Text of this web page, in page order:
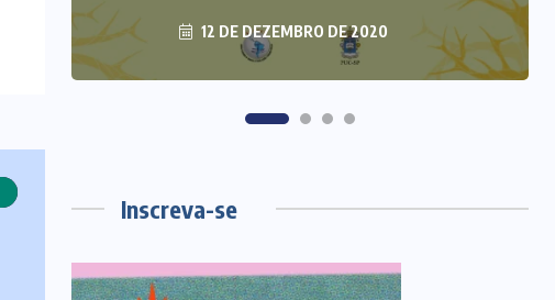
6 DE AGOSTO DE 2026
Inscreva-se